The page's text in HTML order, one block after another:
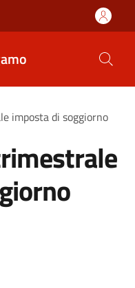
imposta di soggiorno